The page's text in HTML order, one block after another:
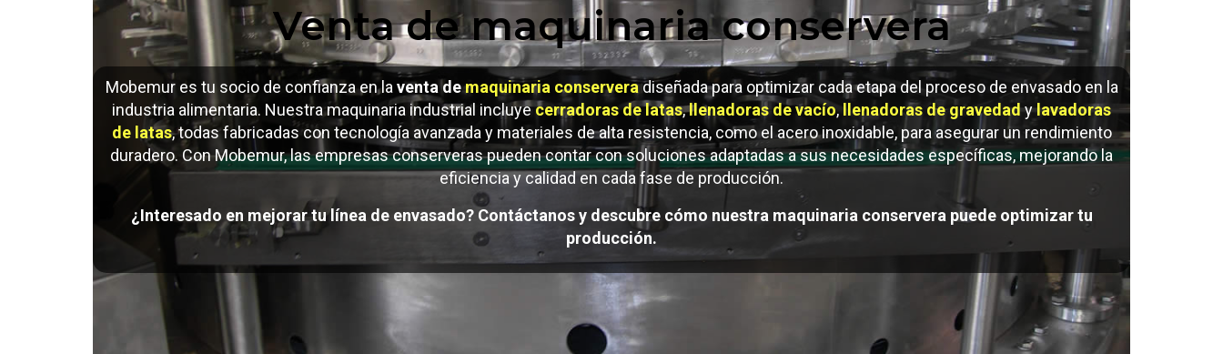
Venta de maquinaria conservera
Mobemur es tu socio de confianza en la venta demaquinaria conserveradiseñada para optimizar cada etapa del proceso de envasado en la
industria alimentaria. Nuestra maquinaria industrial incluyecerradoras de latas,llenadoras de vacío, llenadoras de gravedadylavadoras
de latas, todas fabricadas con tecnología avanzada y materiales de alta resistencia, como el acero inoxidable, para asegurar un rendimiento
duradero. Con Mobemur, las empresas conserveras pueden contar con soluciones adaptadas a sus necesidades específicas, mejorando la
eficiencia y calidad en cada fase de producción.
¿Interesado en mejorar tu línea de envasado? Contáctanos y descubre cómo nuestra maquinaria conservera puede optimizar tu
producción.